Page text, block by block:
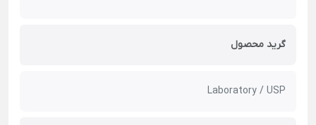
گرید محصول
Laboratory / USP